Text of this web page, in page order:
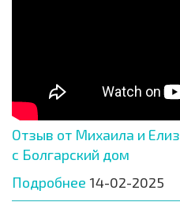
Отзыв от Михаила и
с Болгарский дом
Подробнее 14-02-2025